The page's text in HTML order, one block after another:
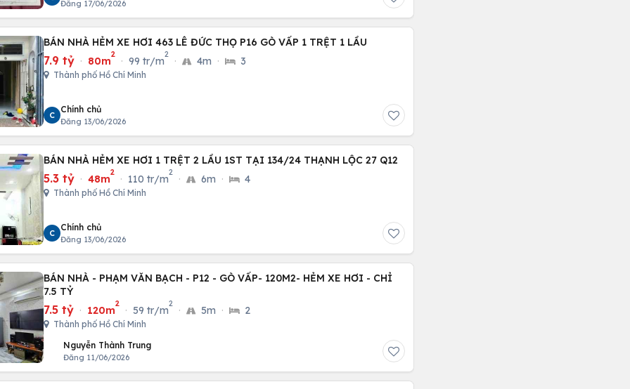
Đăng 17/06/2026
BÁN NHÀ HẺM XE HƠI 463 LÊ ĐỨC THỌ P16 GÒ VẤP 1 TRỆT 1 LẦU
7.9 tỷ · 80m
2
· 99 tr/m
2
· 4m · 3
Thành phố Hồ Chí Minh
C
Chính chủ
Đăng 13/06/2026
BÁN NHÀ HẺM XE HƠI 1 TRỆT 2 LẦU 1ST TẠI 134/24 THẠNH LỘC 27 Q12
5.3 tỷ · 48m
2
· 110 tr/m
2
· 6m · 4
Thành phố Hồ Chí Minh
C
Chính chủ
Đăng 13/06/2026
BÁN NHÀ - PHẠM VĂN BẠCH - P12 - GÒ VẤP- 120M2- HẺM XE HƠI - CHỈ
7.5 TỶ
7.5 tỷ · 120m
2
· 59 tr/m
2
· 5m · 2
Thành phố Hồ Chí Minh
Nguyễn Thành Trung
Đăng 11/06/2026